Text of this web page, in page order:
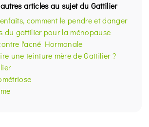
articles au sujet du Gattilier
comment le pendre et danger
du gattilier pour la ménopause
l'acné Hormonale
une teinture mère de Gattilier ?